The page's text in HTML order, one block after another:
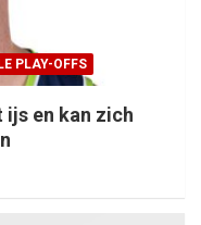
PLAY-OFFS
en kan zich